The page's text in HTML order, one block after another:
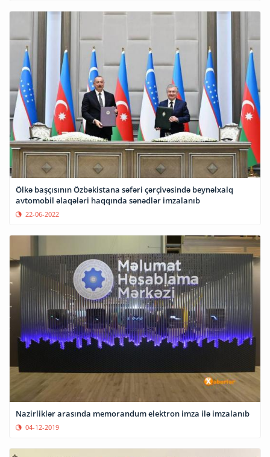
Ölkə başçısının Özbəkistana səfəri çərçivəsində beynəlxalq
avtomobil əlaqələri haqqında sənədlər imzalanıb
22-06-2022
Nazirliklər arasında memorandum elektron imza ilə imzalanıb
04-12-2019